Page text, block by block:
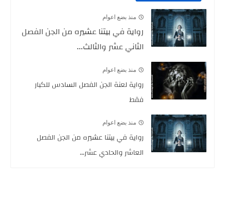
منذ بضع اعوام
رواية في بيتنا عشيره من الجن الفصل
الثاني عشر والثالث...
منذ بضع اعوام
رواية لعنة الجن الفصل السادس للكبار
فقط
منذ بضع اعوام
رواية في بيتنا عشيره من الجن الفصل
العاشر والحادي عشر...